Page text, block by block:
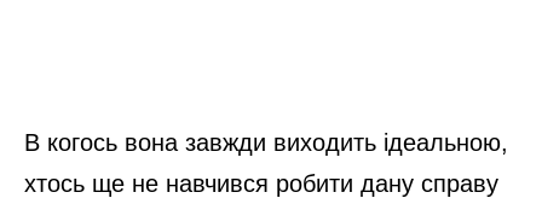
В когось вона завжди виходить ідеальною,
хтось ще не навчився робити дану справу